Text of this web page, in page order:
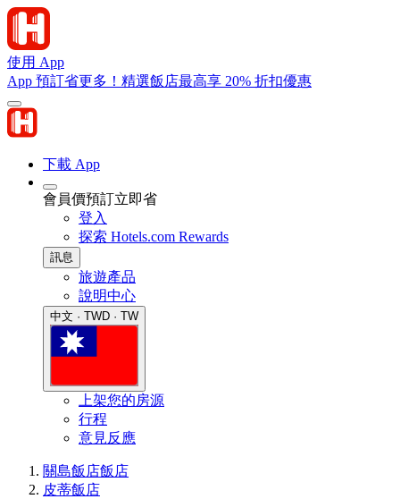
使用 App
App 預訂省更多！精選飯店最高享 20% 折扣優惠
下載 App
會員價預訂立即省
登入
探索 Hotels.com Rewards
訊息
旅遊產品
說明中心
中文 · TWD · TW
上架您的房源
行程
意見反應
關島飯店飯店
皮蒂飯店